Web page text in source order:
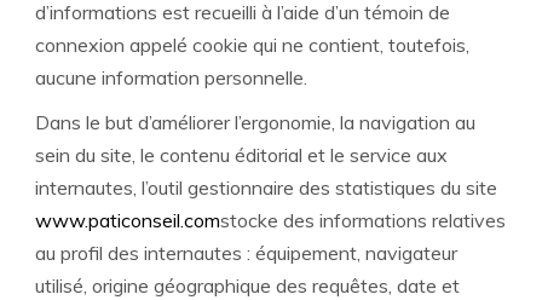
d’informations est recueilli à l’aide d’un témoin de
connexion appelé cookie qui ne contient, toutefois,
aucune information personnelle.
Dans le but d’améliorer l’ergonomie, la navigation au
sein du site, le contenu éditorial et le service aux
internautes, l’outil gestionnaire des statistiques du site
www.paticonseil.comstocke des informations relatives
au profil des internautes : équipement, navigateur
utilisé, origine géographique des requêtes, date et